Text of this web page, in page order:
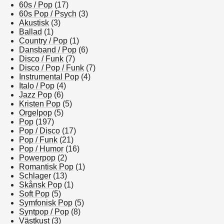
60s / Pop (17)
60s Pop / Psych (3)
Akustisk (3)
Ballad (1)
Country / Pop (1)
Dansband / Pop (6)
Disco / Funk (7)
Disco / Pop / Funk (7)
Instrumental Pop (4)
Italo / Pop (4)
Jazz Pop (6)
Kristen Pop (5)
Orgelpop (5)
Pop (197)
Pop / Disco (17)
Pop / Funk (21)
Pop / Humor (16)
Powerpop (2)
Romantisk Pop (1)
Schlager (13)
Skånsk Pop (1)
Soft Pop (5)
Symfonisk Pop (5)
Syntpop / Pop (8)
Västkust(3)